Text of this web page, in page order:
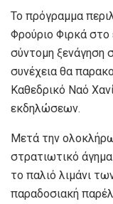
Το πρόγραμμα
Φρούριο Φιρκά στο
σύντομη ξενάγηση
συνέχεια θα
Καθεδρικό Ναό
εκδηλώσεων.
Μετά την
στρατιωτικό
το παλιό λιμάνι
παραδοσιακή